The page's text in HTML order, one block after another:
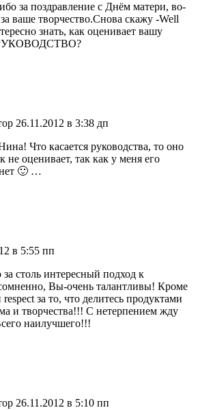
за поздравление с Днём матери, во-
ваше творчество.Снова скажу -Well
знать, как оценивает вашу
26.11.2012 в 3:38 дп
Что касается руководства, то оно
не оценивает, так как у меня его
🙂 …
в 5:55 пп
столь интересный подход к
Вы-очень талантливы! Кроме
за то, что делитесь продуктами
и творчества!!! С нетерпением жду
наилучшего!!!
26.11.2012 в 5:10 пп